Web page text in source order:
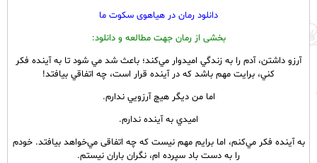
دانلود رمان در هیاهوی سکوت ما
بخشی از رمان جهت مطالعه و دانلود:
آرزو داشتن، آدم را به زندگي اميدوار مي‌كند؛ باعث شد مي شود تا به آينده فكر
كني، برايت مهم باشد كه در آينده قرار است، چه اتفاقي بیافتد!
اما من ديگر هيچ آرزويي ندارم.
اميدي به آينده ندارم.
به آينده فكر مي‌كنم، اما برایم مهم نيست كه چه اتفاقی مي‌خواهد بيافتد. خودم
را به دست باد سپرده ام، نگران باران نيستم.